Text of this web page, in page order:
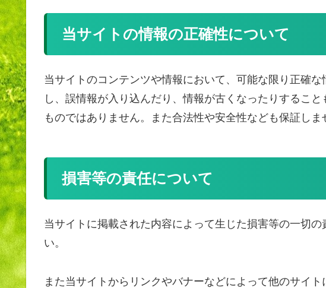
当サイトの情報の正確性について
当サイトのコンテンツや情報において、可能な限り正確
し、誤情報が入り込んだり、情報が古くなったりするこ
ものではありません。また合法性や安全性なども保証しま
損害等の責任について
当サイトに掲載された内容によって生じた損害等の一切
い。
また当サイトからリンクやバナーなどによって他のサイ